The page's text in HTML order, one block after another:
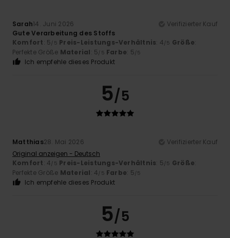
Sarah14. Juni 2026
Verifizierter Kauf
Gute Verarbeitung des Stoffs
Komfort: 5/5 Preis-Leistungs-Verhältnis: 4/5 Größe:
Perfekte Größe Material: 5/5 Farbe: 5/5
Ich empfehle dieses Produkt
5/5
Matthias28. Mai 2026
Verifizierter Kauf
Original anzeigen - Deutsch
Komfort: 4/5 Preis-Leistungs-Verhältnis: 5/5 Größe:
Perfekte Größe Material: 4/5 Farbe: 5/5
Ich empfehle dieses Produkt
5/5